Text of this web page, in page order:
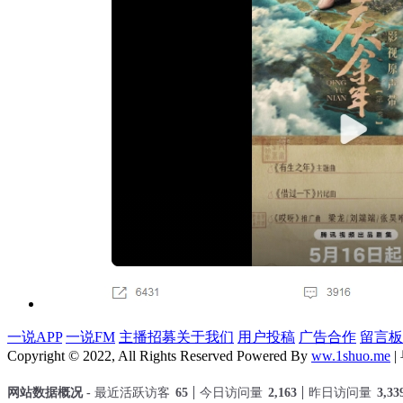
一说APP 一说FM 主播招募关于我们 用户投稿 广告合作 留言板
Copyright © 2022, All Rights Reserved Powered By ww.1shuo.me |
网站数据概况 - 最近活跃访客 65 今日访问量 2,163 昨日访问量